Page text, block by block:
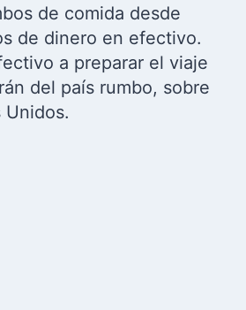
de comida desde
de dinero en efectivo.
a preparar el viaje
del país rumbo, sobre
Unidos.